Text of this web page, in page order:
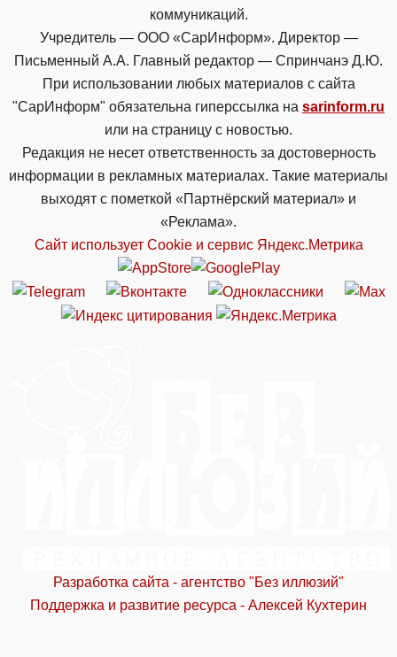
коммуникаций.
Учредитель — ООО «СарИнформ». Директор —
Письменный А.А. Главный редактор — Спринчанэ Д.Ю.
При использовании любых материалов с сайта
"СарИнформ" обязательна гиперссылка на sarinform.ru
или на страницу с новостью.
Редакция не несет ответственность за достоверность
информации в рекламных материалах. Такие материалы
выходят с пометкой «Партнёрский материал» и
«Реклама».
Сайт использует Cookie и сервиc Яндекс.Метрика
Разработка сайта - агентство "Без иллюзий"
Поддержка и развитие ресурса - Алексей Кухтерин